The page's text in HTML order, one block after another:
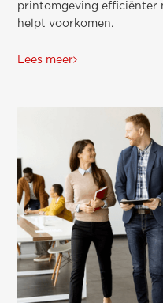
printomgeving efficiënter
helpt voorkomen.
Lees meer